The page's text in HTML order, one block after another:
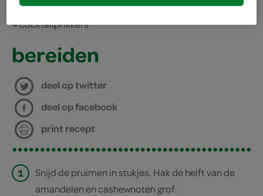
4 cocktailprikkers
bereiden
deel op twitter
deel op facebook
print recept
1
Snijd de pruimen in stukjes. Hak de helft van de
amandelen en cashewnoten grof.